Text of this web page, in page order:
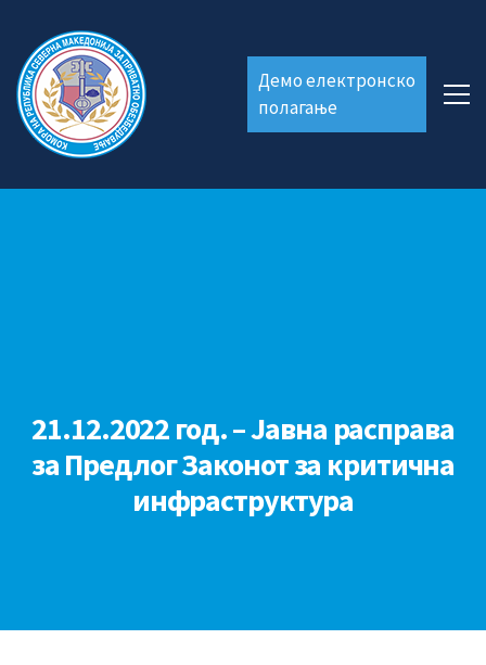
Демо електронско
полагање
21.12.2022 год. – Jавна расправа
за Предлог Законот за критична
инфраструктура